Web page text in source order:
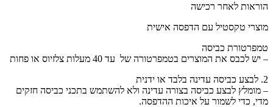
הוראות לאחר רכישה
מוצרי טקסטיל עם הדפסה אישית
טמפרטורת כביסה
– יש לכבס את המוצרים בטמפרטורה של עד 40 מעלות צלזיוס או פחות
2. לבצע כביסה עדינה בלבד או ידנית
– מומלץ לבצע כביסה בצורה עדינה ולא להשתמש בתכני כביסה חזקים
מדי, כדי לשמור על איכות ההדפסה.